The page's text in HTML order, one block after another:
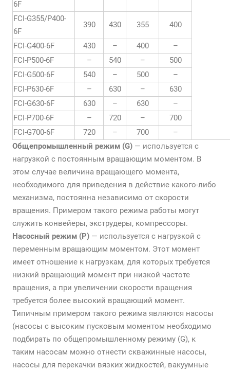
6F
FCI-G355/P400-
6F
390 430 355 400
FCI-G400-6F 430 – 400
–
FCI-P500-6F
– 540 –
500
FCI-G500-6F
540 – 500
–
FCI-P630-6F
– 630 –
630
FCI-G630-6F
630 – 630
–
FCI-P700-6F
– 720 –
700
FCI-G700-6F
720 – 700
–
Общепромышленный режим (G) — используется с
нагрузкой с постоянным вращающим моментом. В
этом случае величина вращающего момента,
необходимого для приведения в действие какого-либо
механизма, постоянна независимо от скорости
вращения. Примером такого режима работы могут
служить конвейеры, экструдеры, компрессоры.
Насосный режим (P) — используется с нагрузкой с
переменным вращающим моментом. Этот момент
имеет отношение к нагрузкам, для которых требуется
низкий вращающий момент при низкой частоте
вращения, а при увеличении скорости вращения
требуется более высокий вращающий момент.
Типичным примером такого режима являются насосы
(насосы с высоким пусковым моментом необходимо
подбирать по общепромышленному режиму (G), к
таким насосам можно отнести скважинные насосы,
насосы для перекачки вязких жидкостей, вакуумные